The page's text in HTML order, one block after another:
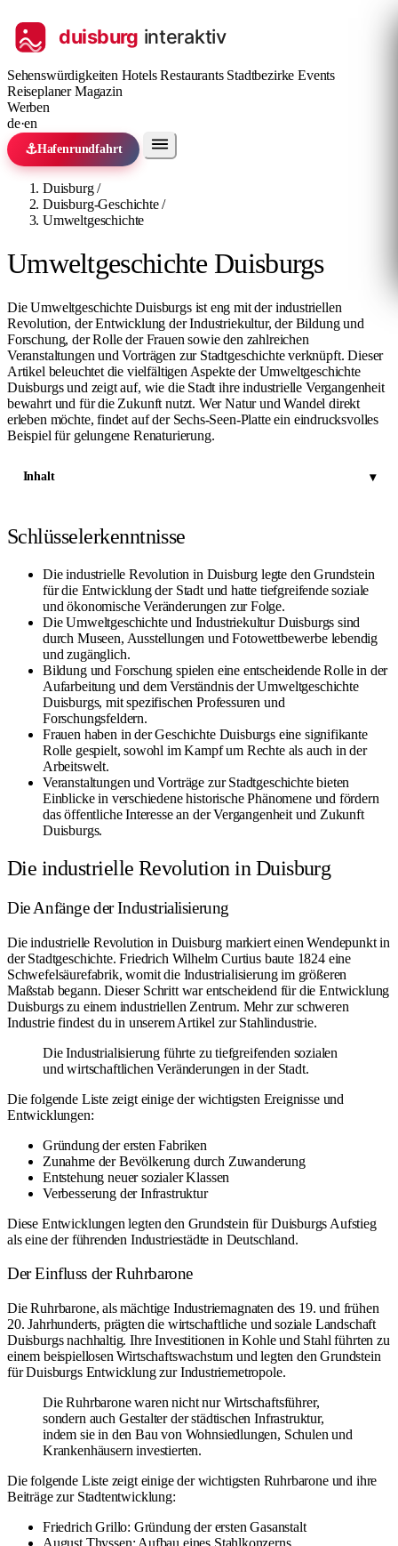
Sehenswürdigkeiten HotelsRestaurants StadtbezirkeEvents
ReiseplanerMagazin
Werben
de·en
⚓Hafenrundfahrt
Duisburg /
Duisburg-Geschichte /
Umweltgeschichte
Umweltgeschichte Duisburgs
Die Umweltgeschichte Duisburgs ist eng mit der industriellen
Revolution, der Entwicklung der Industriekultur, der Bildung und
Forschung, der Rolle der Frauen sowie den zahlreichen
Veranstaltungen und Vorträgen zur Stadtgeschichte verknüpft. Dieser
Artikel beleuchtet die vielfältigen Aspekte der Umweltgeschichte
Duisburgs und zeigt auf, wie die Stadt ihre industrielle Vergangenheit
bewahrt und für die Zukunft nutzt. Wer Natur und Wandel direkt
erleben möchte, findet auf der Sechs-Seen-Platteein eindrucksvolles
Beispiel für gelungene Renaturierung.
Inhalt
Schlüsselerkenntnisse
Die industrielle Revolution in Duisburg legte den Grundstein
für die Entwicklung der Stadt und hatte tiefgreifende soziale
und ökonomische Veränderungen zur Folge.
Die Umweltgeschichte und Industriekultur Duisburgs sind
durch Museen, Ausstellungen und Fotowettbewerbe lebendig
und zugänglich.
Bildung und Forschung spielen eine entscheidende Rolle in der
Aufarbeitung und dem Verständnis der Umweltgeschichte
Duisburgs, mit spezifischen Professuren und
Forschungsfeldern.
Frauen haben in der Geschichte Duisburgs eine signifikante
Rolle gespielt, sowohl im Kampf um Rechte als auch in der
Arbeitswelt.
Veranstaltungen und Vorträge zur Stadtgeschichte bieten
Einblicke in verschiedene historische Phänomene und fördern
das öffentliche Interesse an der Vergangenheit und Zukunft
Duisburgs.
Die industrielle Revolution in Duisburg
Die Anfänge der Industrialisierung
Die industrielle Revolution in Duisburg markiert einen Wendepunkt in
der Stadtgeschichte. Friedrich Wilhelm Curtius baute 1824 eine
Schwefelsäurefabrik, womit die Industrialisierung im größeren
Maßstab begann. Dieser Schritt war entscheidend für die Entwicklung
Duisburgs zu einem industriellen Zentrum. Mehr zur schweren
Industrie findest du in unserem Artikel zurStahlindustrie.
Die Industrialisierung führte zu tiefgreifenden sozialen
und wirtschaftlichen Veränderungen in der Stadt.
Die folgende Liste zeigt einige der wichtigsten Ereignisse und
Entwicklungen:
Gründung der ersten Fabriken
Zunahme der Bevölkerung durch Zuwanderung
Entstehung neuer sozialer Klassen
Verbesserung der Infrastruktur
Diese Entwicklungen legten den Grundstein für Duisburgs Aufstieg
als eine der führenden Industriestädte in Deutschland.
Der Einfluss der Ruhrbarone
Die Ruhrbarone, als mächtige Industriemagnaten des 19. und frühen
20. Jahrhunderts, prägten die wirtschaftliche und soziale Landschaft
Duisburgs nachhaltig. Ihre Investitionen in Kohle und Stahl führten zu
einem beispiellosen Wirtschaftswachstum und legten den Grundstein
für Duisburgs Entwicklung zur Industriemetropole.
Die Ruhrbarone waren nicht nur Wirtschaftsführer,
sondern auch Gestalter der städtischen Infrastruktur,
indem sie in den Bau von Wohnsiedlungen, Schulen und
Krankenhäusern investierten.
Die folgende Liste zeigt einige der wichtigsten Ruhrbarone und ihre
Beiträge zur Stadtentwicklung:
Friedrich Grillo: Gründung der ersten Gasanstalt
August Thyssen: Aufbau eines Stahlkonzerns